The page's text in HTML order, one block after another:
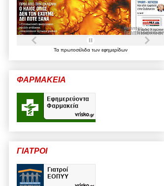
Τα πρωτοσέλιδα των εφημερίδων
ΦΑΡΜΑΚΕΙΑ
ΓΙΑΤΡΟΙ